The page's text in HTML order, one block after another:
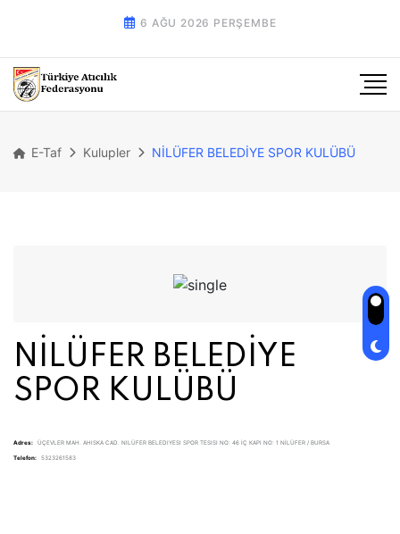
6 AĞU 2026 PERŞEMBE
E-Taf Kulupler NİLÜFER BELEDİYE SPOR KULÜBÜ
NİLÜFER BELEDİYE
SPOR KULÜBÜ
Adres: ÜÇEVLER MAH. AHISKA CAD. NILÜFER BELEDIYESI SPOR TESISI NO: 46 İÇ KAPI NO: 1 NİLÜFER / BURSA
Telefon: 5323261583